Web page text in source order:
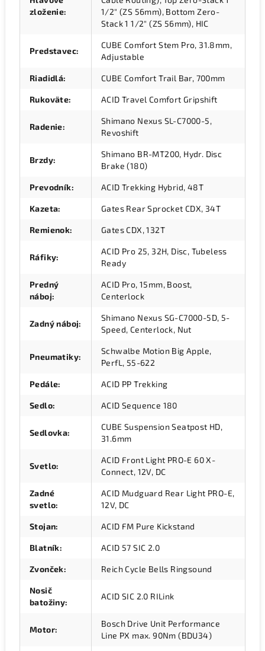
zloženie:
1/2" (ZS 56mm), Bottom Zero-
Stack 1 1/2" (ZS 56mm), HIC
Predstavec:
CUBE Comfort Stem Pro, 31.8mm,
Adjustable
Riadidlá: CUBE Comfort Trail Bar, 700mm
Rukoväte: ACID Travel Comfort Gripshift
Radenie:
Shimano Nexus SL-C7000-5,
Revoshift
Brzdy:
Shimano BR-MT200, Hydr. Disc
Brake (180)
Prevodník: ACID Trekking Hybrid, 48T
Kazeta: Gates Rear Sprocket CDX, 34T
Remienok: Gates CDX, 132T
Ráfiky:
ACID Pro 25, 32H, Disc, Tubeless
Ready
Predný
náboj:
ACID Pro, 15mm, Boost,
Centerlock
Zadný náboj:
Shimano Nexus SG-C7000-5D, 5-
Speed, Centerlock, Nut
Pneumatiky:
Schwalbe Motion Big Apple,
PerfL, 55-622
Pedále: ACID PP Trekking
Sedlo: ACID Sequence 180
Sedlovka:
CUBE Suspension Seatpost HD,
31.6mm
Svetlo:
ACID Front Light PRO-E 60 X-
Connect, 12V, DC
Zadné
svetlo:
ACID Mudguard Rear Light PRO-E,
12V, DC
Stojan: ACID FM Pure Kickstand
Blatník: ACID 57 SIC 2.0
Zvonček: Reich Cycle Bells Ringsound
Nosič
batožiny:
ACID SIC 2.0 RILink
Motor:
Bosch Drive Unit Performance
Line PX max. 90Nm (BDU34)